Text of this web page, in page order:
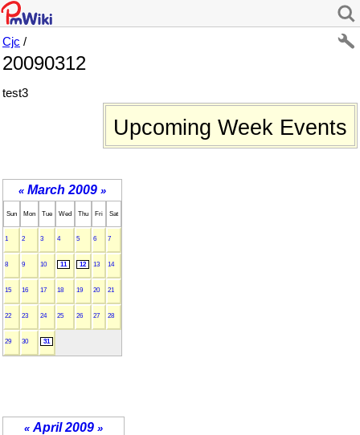
Cjc /
20090312
test3
Upcoming Week Events
« March 2009 »
Sun Mon Tue Wed Thu Fri Sat
1 2 3 4 5 6 7
8 9 10 11 12 13 14
15 16 17 18 19 20 21
22 23 24 25 26 27 28
29 30 31
« April 2009 »